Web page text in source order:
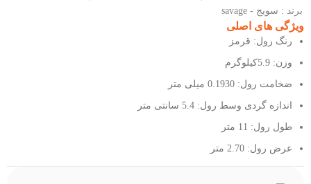
برند : سویج - savage
ویژگی های اصلی
رنگ رول: قرمز
وزن: 5.9کیلوگرم
ضخامت رول: 0.1930 میلی متر
اندازه گردی وسط رول: 5.4 سانتی متر
طول رول: 11 متر
عرض رول: 2.70 متر